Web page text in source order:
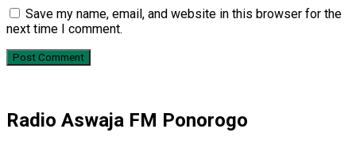
Save my name, email, and website in this browser for the
next time I comment.
Radio Aswaja FM Ponorogo